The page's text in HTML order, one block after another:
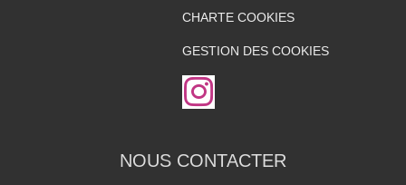
CHARTE COOKIES
GESTION DES COOKIES
NOUS CONTACTER